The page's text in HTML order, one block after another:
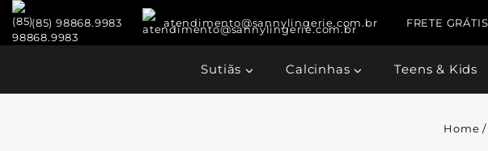
(85) 98868.9983 atendimento@sannylingerie.com.br FRETE
Sutiãs Calcinhas Teens & Kids
Home /